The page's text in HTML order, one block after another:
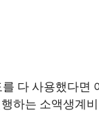
다 사용했다면
하는 소액생계